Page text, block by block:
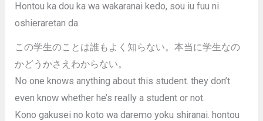
Hontou ka dou ka wa wakaranai kedo, sou iu fuu ni
oshieraretan da.
この学生のことは誰もよく知らない。本当に学生なの
かどうかさえわからない。
No one knows anything about this student. they don’t
even know whether he’s really a student or not.
Kono gakusei no koto wa daremo yoku shiranai. hontou